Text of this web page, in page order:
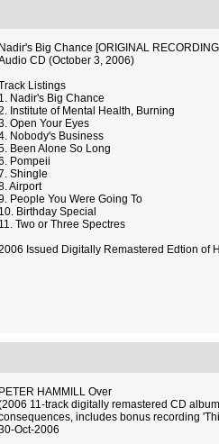
Nadir's Big Chance [ORIGINAL
CD (October 3, 2006)
Listings
1. Nadir's Big Chance
Institute of Mental Health, Burning
Open Your Eyes
Nobody's Business
Been Alone So Long
Pompeii
Shingle
Airport
People You Were Going To
10. Birthday Special
11. Two or Three Spectres
Issued Digitally Remastered Edtion of
PETER HAMMILL Over
11-track digitally remastered CD
includes bonus recording
Oct-2006